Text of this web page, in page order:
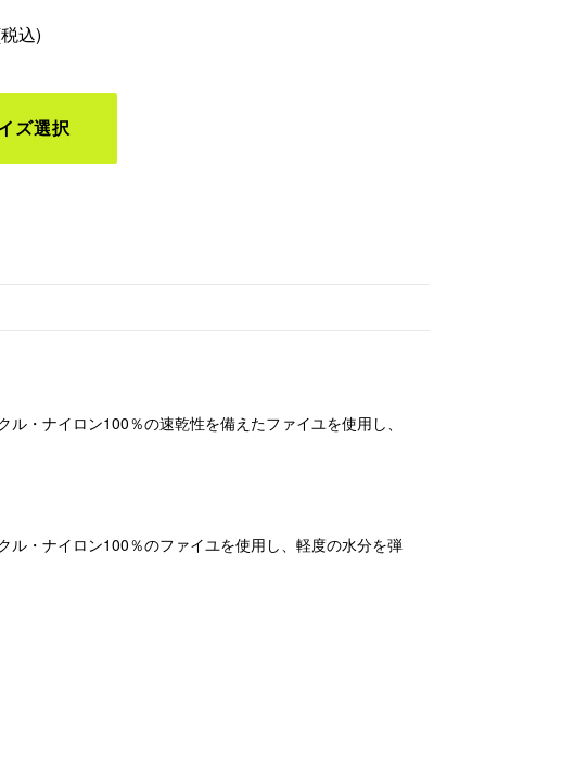
込)
ズ選択
・ナイロン100％の速乾性を備えたファイユを使用し、
・ナイロン100％のファイユを使用し、軽度の水分を弾